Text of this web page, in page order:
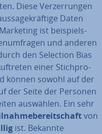
Diese Ver­zer­run­gen
Daten
ist bei­spiels­
und anderen
den Selection Bias
einer Stich­pro­
können sowohl auf der
der Seite der Personen
auswählen. Ein sehr
von
ist. Bekannte